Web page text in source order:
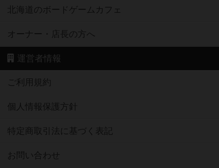
北海道のボードゲームカフェ
オーナー・店長の方へ
運営者情報
ご利用規約
個人情報保護方針
特定商取引法に基づく表記
お問い合わせ